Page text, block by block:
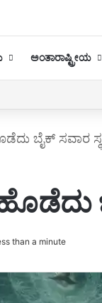
ಅಂತಾರಾಷ್ಟ್ರೀಯ
ಬೈಕ್ ಸವಾರ
than a minute